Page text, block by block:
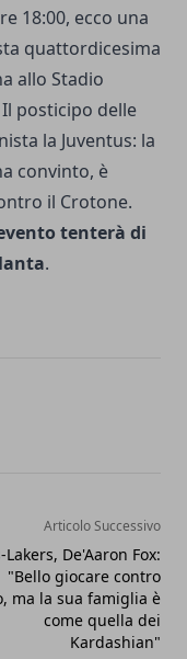
18:00, ecco una
quattordicesima
allo Stadio
Il posticipo delle
la Juventus: la
convinto, è
il Crotone.
tenterà di
.
Articolo Successivo
Lakers, De'Aaron Fox:
"Bello giocare contro
ma la sua famiglia è
come quella dei
Kardashian"